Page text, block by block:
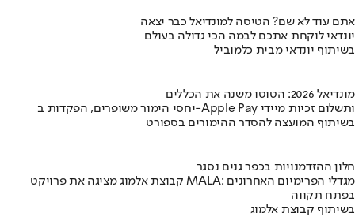
אתם עוד לא שם? הטיסה למונדיאל כבר יצאה
יונדאי לוקחת אתכם לבמה הכי גדולה בעולם
בשיתוף יונדאי מבית כלמוביל
מונדיאל 2026: הטוטו משנה את הכללים
יחסי הימור משופרים, הפקדות ב-Apple Pay ותשלום זכיות מיידי
בשיתוף המועצה להסדר ההימורים בספורט
חלון ההזדמנויות בכפר גנים נסגר
קבוצת אלמוג מציגה את פרויקט MALA: מגדלי הפרימיום האחרונים
בפתח תקווה
בשיתוף קבוצת אלמוג